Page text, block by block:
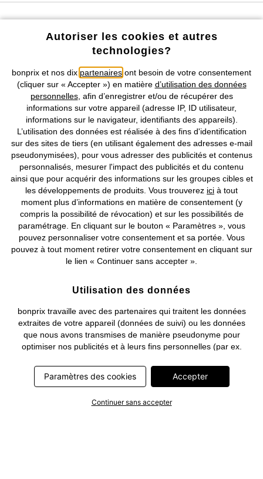
Prix indiqués TVA comprise avec en susfrais de port & de service
CGV Données personnelles Paramètres des cookies
Mentions légales Résilier le contrat
©2026 bonprix.Tous droits réservés.
Deutsch Français
Autoriser les cookies et autres
technologies?
bonprix et nos dix partenaires ont besoin de votre consentement
(cliquer sur « Accepter ») en matière d’utilisation des données
personnelles, afin d’enregistrer et/ou de récupérer des
informations sur votre appareil (adresse IP, ID utilisateur,
informations sur le navigateur, identifiants des appareils).
L’utilisation des données est réalisée à des fins d'identification
sur des sites de tiers (en utilisant également des adresses e-mail
pseudonymisées), pour vous adresser des publicités et contenus
personnalisés, mesurer l'impact des publicités et du contenu
ainsi que pour acquérir des informations sur les groupes cibles et
les développements de produits. Vous trouverez ici à tout
moment plus d’informations en matière de consentement (y
compris la possibilité de révocation) et sur les possibilités de
paramétrage. En cliquant sur le bouton « Paramètres », vous
pouvez personnaliser votre consentement et sa portée. Vous
pouvez à tout moment retirer votre consentement en cliquant sur
le lien « Continuer sans accepter ».
Utilisation des données
bonprix travaille avec des partenaires qui traitent les données
extraites de votre appareil (données de suivi) ou les données
que nous avons transmises de manière pseudonyme pour
optimiser nos publicités et à leurs fins personnelles (par ex.
cadre, non seulement la collecte des données de suivi ou la
transmission de vos données pseudonymisées mais également
nécessitent un consentement. Les données de suivi seront alors
Paramètres des cookies Accepter
Continuer sans accepter